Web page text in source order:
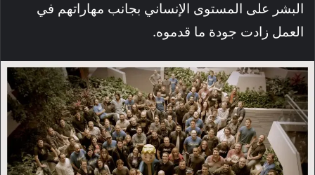
البشر على المستوى الإنساني بجانب مهاراتهم في
العمل زادت جودة ما قدموه.